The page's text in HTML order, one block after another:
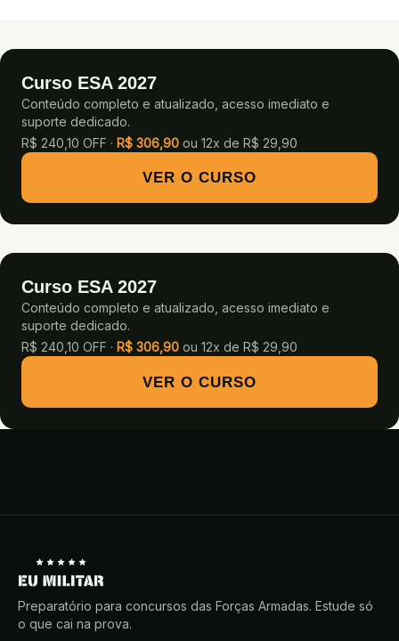
Curso ESA 2027
Conteúdo completo e atualizado, acesso imediato e
suporte dedicado.
R$ 240,10 OFF · R$ 306,90 ou 12x de R$ 29,90
VER O CURSO
Curso ESA 2027
Conteúdo completo e atualizado, acesso imediato e
suporte dedicado.
R$ 240,10 OFF · R$ 306,90 ou 12x de R$ 29,90
VER O CURSO
Preparatório para concursos das Forças Armadas. Estude só
o que cai na prova.